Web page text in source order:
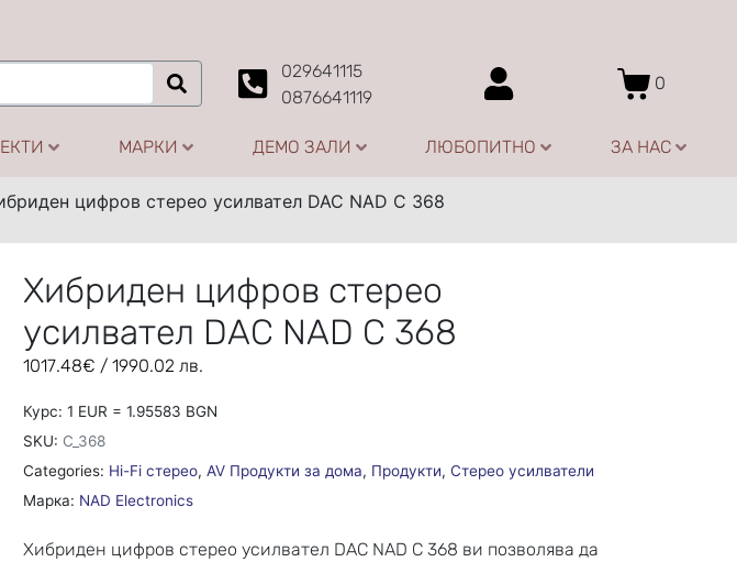
029641115
0876641119
0
МАРКИ ДЕМО ЗАЛИ ЛЮБОПИТНО ЗА НАС
цифров стерео усилвател DAC NAD C 368
Хибриден цифров стерео
усилвател DAC NAD C 368
1017.48€ / 1990.02 лв.
Курс: 1 EUR = 1.95583 BGN
SKU: C_368
Categories: Hi-Fi стерео, AV Продукти за дома, Продукти, Стерео усилватели
Марка: NAD Electronics
Хибриден цифров стерео усилвател DAC NAD C 368 ви позволява да